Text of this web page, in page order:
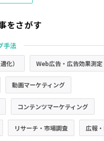
をさがす
手法
化） Web広告・広告効果測定
動画マーケティング
コンテンツマーケティング
リサーチ・市場調査 広報